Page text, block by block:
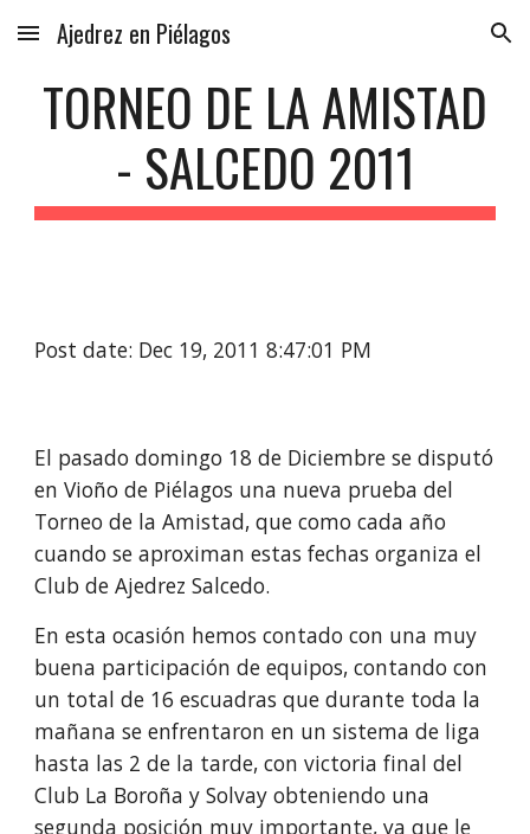
Skip to main content Skip to navigation
Ajedrez en Piélagos
TORNEO DE LA AMISTAD
- SALCEDO 2011
Post date: Dec 19, 2011 8:47:01 PM
El pasado domingo 18 de Diciembre se disputó
en Vioño de Piélagos una nueva prueba del
Torneo de la Amistad, que como cada año
cuando se aproximan estas fechas organiza el
Club de Ajedrez Salcedo.
En esta ocasión hemos contado con una muy
buena participación de equipos, contando con
un total de 16 escuadras que durante toda la
mañana se enfrentaron en un sistema de liga
hasta las 2 de la tarde, con victoria final del
Club La Boroña y Solvay obteniendo una
segunda posición muy importante, ya que le